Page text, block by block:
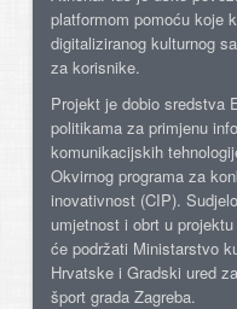
platformom pomoću koje
digitaliziranog kulturnog
za korisnike.
Projekt je dobio sredstva
politikama za primjenu
komunikacijskih
Okvirnog programa za
inovativnost (CIP).
umjetnost i obrt u
će podržati Ministarstvo
Hrvatske i Gradski ured
šport grada Zagreba.